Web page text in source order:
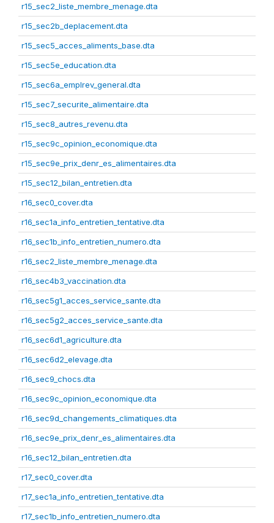
r15_sec2_liste_membre_menage.dta
r15_sec2b_deplacement.dta
r15_sec5_acces_aliments_base.dta
r15_sec5e_education.dta
r15_sec6a_emplrev_general.dta
r15_sec7_securite_alimentaire.dta
r15_sec8_autres_revenu.dta
r15_sec9c_opinion_economique.dta
r15_sec9e_prix_denr_es_alimentaires.dta
r15_sec12_bilan_entretien.dta
r16_sec0_cover.dta
r16_sec1a_info_entretien_tentative.dta
r16_sec1b_info_entretien_numero.dta
r16_sec2_liste_membre_menage.dta
r16_sec4b3_vaccination.dta
r16_sec5g1_acces_service_sante.dta
r16_sec5g2_acces_service_sante.dta
r16_sec6d1_agriculture.dta
r16_sec6d2_elevage.dta
r16_sec9_chocs.dta
r16_sec9c_opinion_economique.dta
r16_sec9d_changements_climatiques.dta
r16_sec9e_prix_denr_es_alimentaires.dta
r16_sec12_bilan_entretien.dta
r17_sec0_cover.dta
r17_sec1a_info_entretien_tentative.dta
r17_sec1b_info_entretien_numero.dta